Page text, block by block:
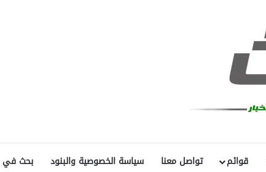
قوائم تواصل معنا سياسة الخصوصية والبنود بحث في